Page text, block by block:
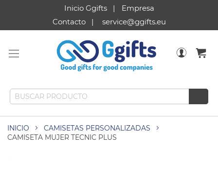
Inicio Ggifts
Empresa
Contacto
service@ggifts.eu
INICIO
CAMISETAS PERSONALIZADAS
CAMISETA MUJER TECNIC PLUS